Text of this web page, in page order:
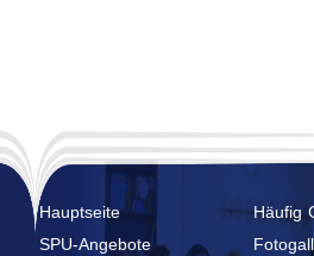
Hauptseite
Häufig
SPU-Angebote